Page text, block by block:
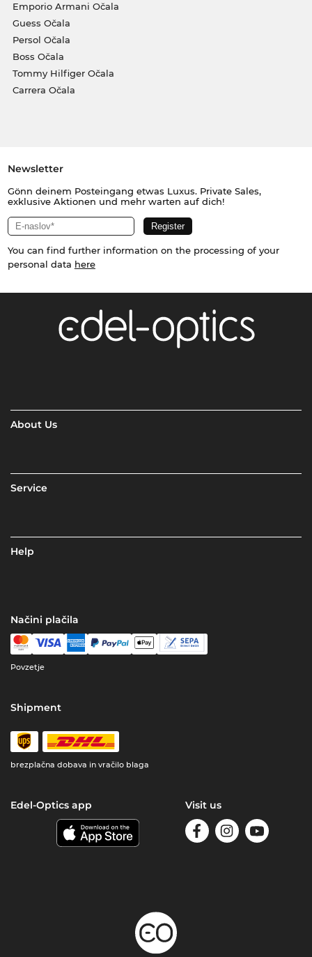
Emporio Armani Očala
Guess Očala
Persol Očala
Boss Očala
Tommy Hilfiger Očala
Carrera Očala
Newsletter
Gönn deinem Posteingang etwas Luxus. Private Sales,
exklusive Aktionen und mehr warten auf dich!
You can find further information on the processing of your
personal data here
About Us
Service
Help
Načini plačila
Povzetje
Shipment
brezplačna dobava in vračilo blaga
Edel-Optics app Visit us